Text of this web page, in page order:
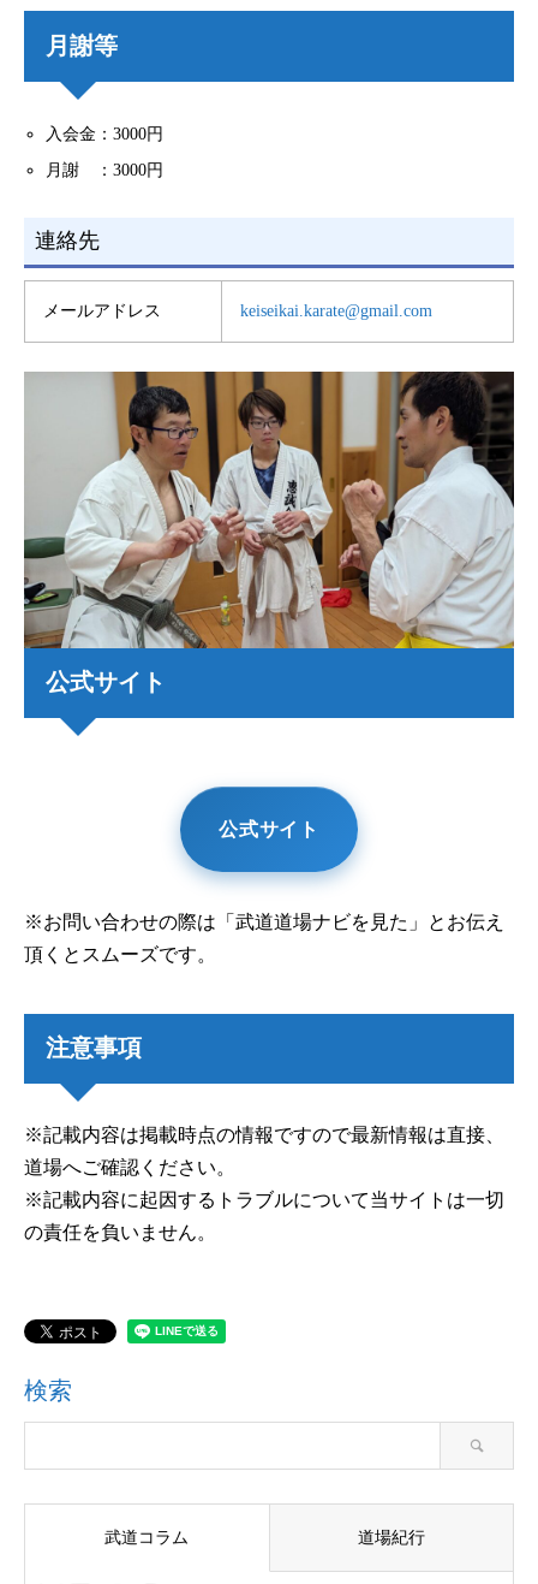
月謝等
入会金：3000円
月謝 ：3000円
連絡先
メールアドレス keiseikai.karate@gmail.com
公式サイト
公式サイト
※お問い合わせの際は「武道道場ナビを見た」とお伝え
頂くとスムーズです。
注意事項
※記載内容は掲載時点の情報ですので最新情報は直接、
道場へご確認ください。
※記載内容に起因するトラブルについて当サイトは一切
の責任を負いません。
検索
武道コラム 道場紀行